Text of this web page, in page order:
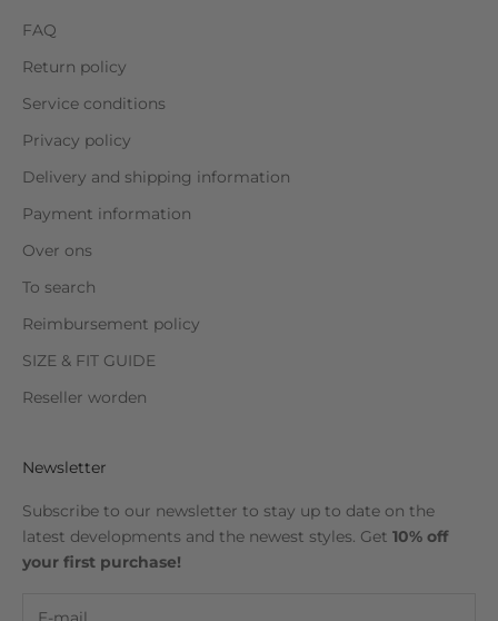
FAQ
Return policy
Service conditions
Privacy policy
Delivery and shipping information
Payment information
Over ons
To search
Reimbursement policy
SIZE & FIT GUIDE
Reseller worden
Newsletter
Subscribe to our newsletter to stay up to date on the
latest developments and the newest styles. Get 10% off
your first purchase!